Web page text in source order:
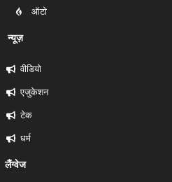
ऑटो
न्यूज़
वीडियो
एजुकेशन
टेक
धर्म
लैंग्वेज